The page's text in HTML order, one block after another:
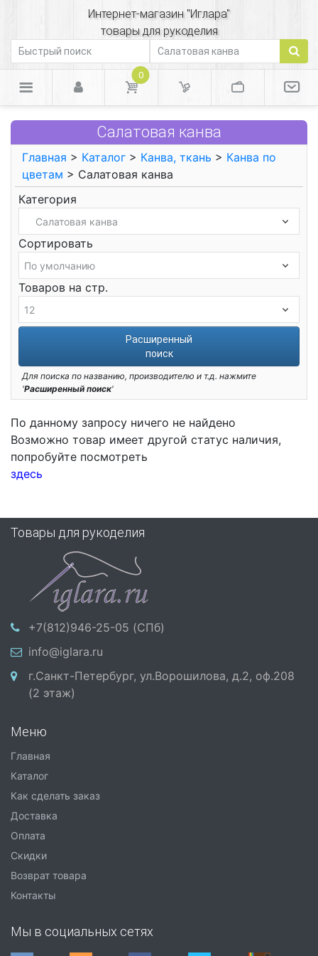
Интернет-магазин "Иглара"
товары для рукоделия
0
Салатовая канва
Главная > Каталог > Канва, ткань > Канва по
цветам > Салатовая канва
Категория
Сортировать
Товаров на стр.
Расширенный
поиск
Для поиска по названию, производителю и т.д. нажмите
'Расширенный поиск'
По данному запросу ничего не найдено
Возможно товар имеет другой статус наличия,
попробуйте посмотреть
здесь
Товары для рукоделия
+7(812)946-25-05 (СПб)
info@iglara.ru
г.Санкт-Петербург, ул.Ворошилова, д.2, оф.208
(2 этаж)
Меню
Главная
Каталог
Как сделать заказ
Доставка
Оплата
Скидки
Возврат товара
Контакты
Мы в социальных сетях